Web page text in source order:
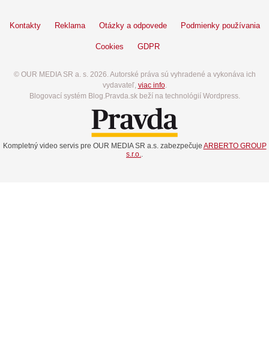
Kontakty Reklama Otázky a odpovede Podmienky používania
Cookies GDPR
© OUR MEDIA SR a. s. 2026. Autorské práva sú vyhradené a vykonáva ich
vydavateľ, viac info.
Blogovací systém Blog.Pravda.sk beží na technológií Wordpress.
Kompletný video servis pre OUR MEDIA SR a.s. zabezpečuje ARBERTO GROUP
s.r.o.